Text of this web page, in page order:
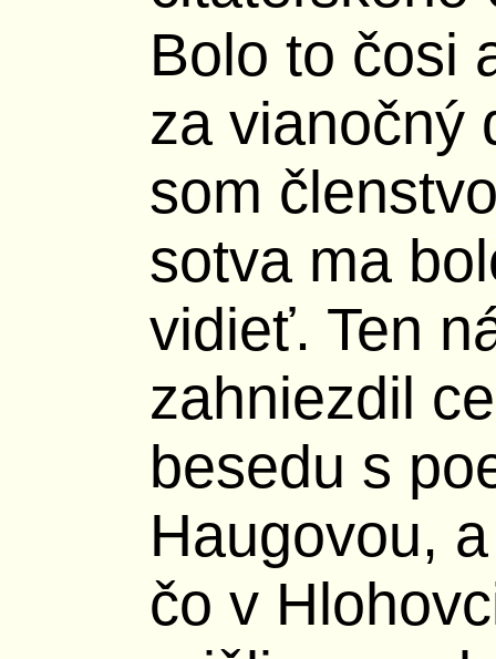
Bolo to čosi
za vianočný
som
sotva ma
vidieť. Ten
zahniezdil
besedu s
Haugovou,
čo v